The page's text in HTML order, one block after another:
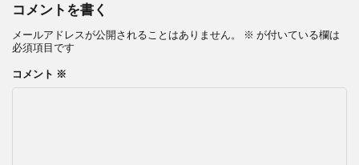
コメントを書く
メールアドレスが公開されることはありません。 ※ が付いている欄は
必須項目です
コメント ※